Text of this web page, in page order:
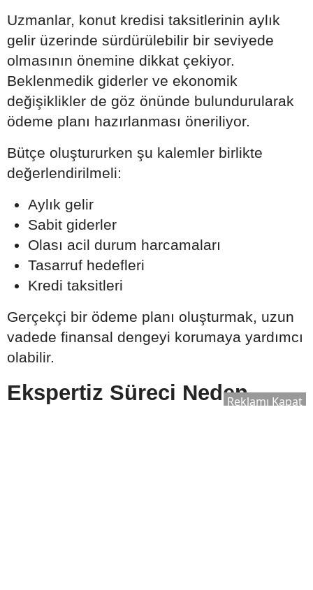
Uzmanlar, konut kredisi taksitlerinin aylık
gelir üzerinde sürdürülebilir bir seviyede
olmasının önemine dikkat çekiyor.
Beklenmedik giderler ve ekonomik
değişiklikler de göz önünde bulundurularak
ödeme planı hazırlanması öneriliyor.
Bütçe oluştururken şu kalemler birlikte
değerlendirilmeli:
Aylık gelir
Sabit giderler
Olası acil durum harcamaları
Tasarruf hedefleri
Kredi taksitleri
Gerçekçi bir ödeme planı oluşturmak, uzun
vadede finansal dengeyi korumaya yardımcı
olabilir.
Ekspertiz Süreci NedenReklamı Kapat